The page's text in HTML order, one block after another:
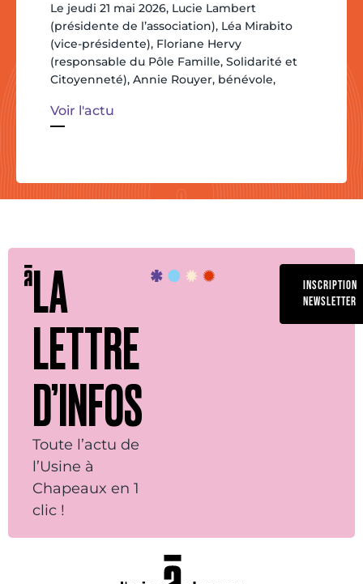
Le jeudi 21 mai 2026, Lucie Lambert
(présidente de l’association), Léa Mirabito
(vice-présidente), Floriane Hervy
(responsable du Pôle Famille, Solidarité et
Citoyenneté), Annie Rouyer, bénévole,
Voir l'actu
LA
LETTRE
D’INFOS
Toute l’actu de
l’Usine à
Chapeaux en 1
clic !
INSCRIPTION
NEWSLETTER